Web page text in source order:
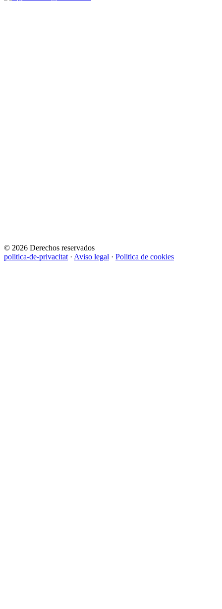
© 2026 Derechos reservados
politica-de-privacitat · Aviso legal · Politica de cookies